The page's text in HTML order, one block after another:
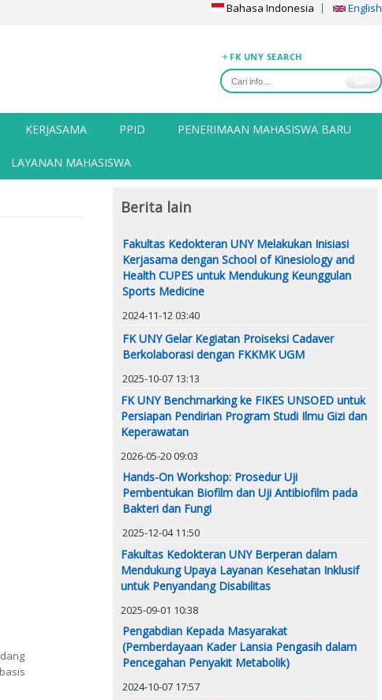
Bahasa Indonesia English
FK UNY SEARCH
KERJASAMA PPID PENERIMAAN MAHASISWA BARU
LAYANAN MAHASISWA
Berita lain
Fakultas Kedokteran UNY Melakukan Inisiasi
Kerjasama dengan School of Kinesiology and
Health CUPES untuk Mendukung Keunggulan
Sports Medicine
2024-11-12 03:40
FK UNY Gelar Kegiatan Proiseksi Cadaver
Berkolaborasi dengan FKKMK UGM
2025-10-07 13:13
FK UNY Benchmarking ke FIKES UNSOED untuk
Persiapan Pendirian Program Studi Ilmu Gizi dan
Keperawatan
2026-05-20 09:03
Hands-On Workshop: Prosedur Uji
Pembentukan Biofilm dan Uji Antibiofilm pada
Bakteri dan Fungi
2025-12-04 11:50
Fakultas Kedokteran UNY Berperan dalam
Mendukung Upaya Layanan Kesehatan Inklusif
untuk Penyandang Disabilitas
2025-09-01 10:38
Pengabdian Kepada Masyarakat
(Pemberdayaan Kader Lansia Pengasih dalam
Pencegahan Penyakit Metabolik)
2024-10-07 17:57